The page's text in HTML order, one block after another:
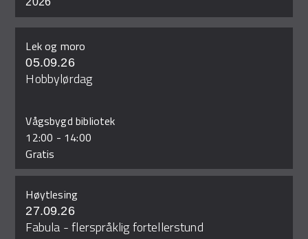
Lek og moro
05.09.26
Hobbylørdag
Vågsbygd bibliotek
12:00 - 14:00
Gratis
Høytlesing
27.09.26
Fabula - flerspråklig fortellerstund